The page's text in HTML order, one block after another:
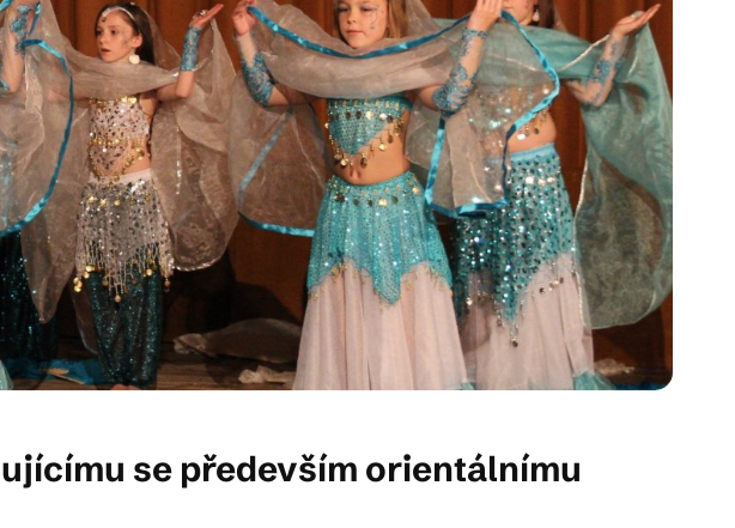
se především orientálnímu